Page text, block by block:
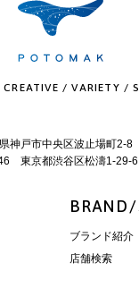
CREATIVE / VARIETY /
神戸市中央区波止場町2-8
東京都渋谷区松濤1-29-6
ブランド紹介
店舗検索